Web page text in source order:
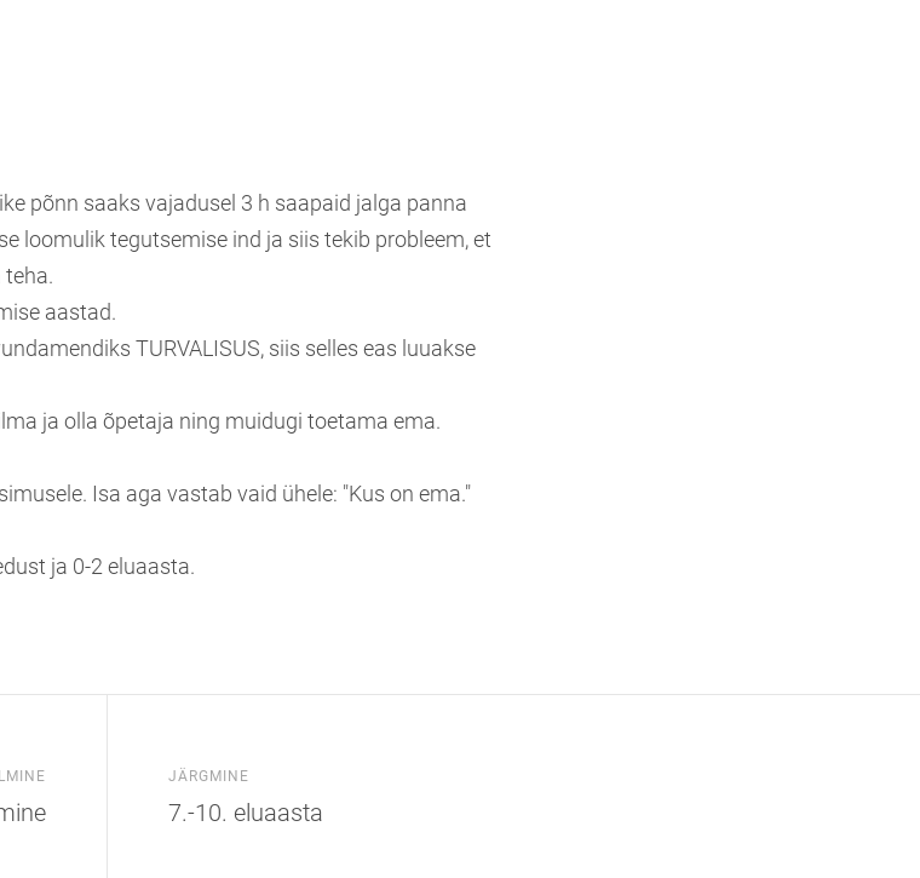
põnn saaks vajadusel 3 h saapaid jalga panna
loomulik tegutsemise ind ja siis tekib probleem, et
teha.
aastad.
TURVALISUS, siis selles eas luuakse
ja olla õpetaja ning muidugi toetama ema.
Isa aga vastab vaid ühele: "Kus on ema."
ja 0-2 eluaasta.
JÄRGMINE
7.-10. eluaasta